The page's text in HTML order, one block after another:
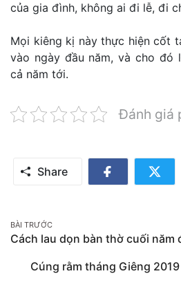
của gia đình, không ai đi lễ, đi
Mọi kiêng kị này thực hiện cốt
vào ngày đầu năm, và cho đó
cả năm tới.
Đánh giá
Share
Post
navigation
BÀI TRƯỚC
Cách lau dọn bàn thờ cuối năm
Cúng rằm tháng Giêng